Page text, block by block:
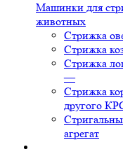
Машинки для
животных
Стрижка
Стрижка
Стрижка
—
Стрижка
другого
агрегат